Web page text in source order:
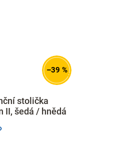
–39 %
stolička
II, šedá / hnědá